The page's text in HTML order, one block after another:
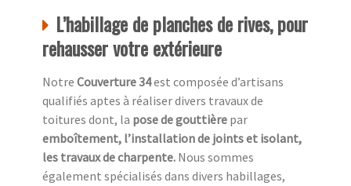
L’habillage de planches de rives, pour
rehausser votre extérieure
Notre Couverture 34est composée d’artisans
qualifiés aptes à réaliser divers travaux de
toitures dont, la pose de gouttière par
emboîtement, l’installation de joints et isolant,
les travaux de charpente. Nous sommes
également spécialisés dans divers habillages,